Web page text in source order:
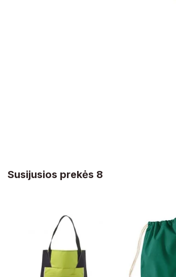
Susijusios prekės 8